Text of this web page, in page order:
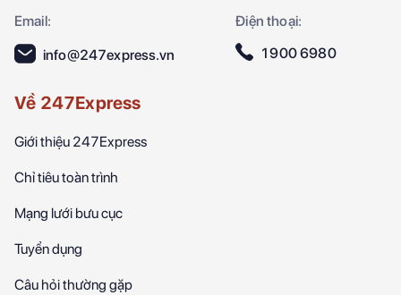
Email:
Điện thoại:
info@247express.vn
1900 6980
Về 247Express
Giới thiệu 247Express
Chỉ tiêu toàn trình
Mạng lưới bưu cục
Tuyển dụng
Câu hỏi thường gặp